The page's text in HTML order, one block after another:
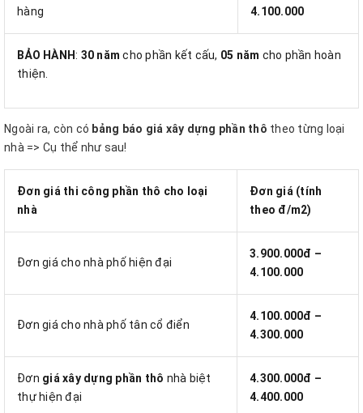
hàng
4.100.000
BẢO HÀNH: 30 năm cho phần kết cấu, 05 năm cho phần hoàn
thiện.
Ngoài ra, còn có bảng báo giá xây dựng phần thô theo từng loại
nhà => Cụ thể như sau!
Đơn giá thi công phần thô cho loại
nhà
Đơn giá (tính
theo đ/m2)
Đơn giá cho nhà phố hiện đại
3.900.000đ –
4.100.000
Đơn giá cho nhà phố tân cổ điển
4.100.000đ –
4.300.000
Đơn giá xây dựng phần thô nhà biệt
thự hiện đại
4.300.000đ –
4.400.000